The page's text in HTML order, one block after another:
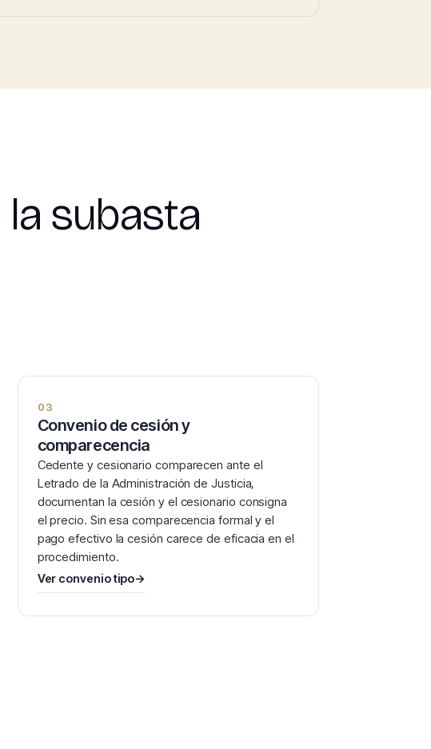
subasta
03
Convenio de cesión y
comparecencia
Cedente y cesionario comparecen ante el
Letrado de la Administración de Justicia,
documentan la cesión y el cesionario consigna
el precio. Sin esa comparecencia formal y el
pago efectivo la cesión carece de eficacia en el
procedimiento.
Ver convenio tipo→